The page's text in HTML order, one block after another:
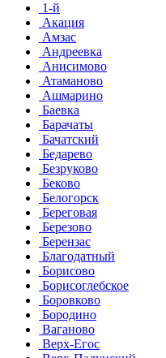
1-й
Акация
Амзас
Андреевка
Анисимово
Атаманово
Ашмарино
Баевка
Барачаты
Бачатский
Бедарево
Безруково
Беково
Белогорск
Береговая
Березово
Берензас
Благодатный
Борисово
Борисоглебское
Боровково
Бородино
Ваганово
Верх-Егос